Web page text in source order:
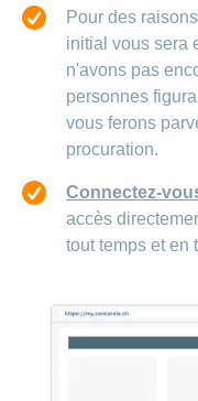
Pour des
initial vous sera
n'avons pas
personnes
vous ferons
procuration.
Connectez-
accès
tout temps et en